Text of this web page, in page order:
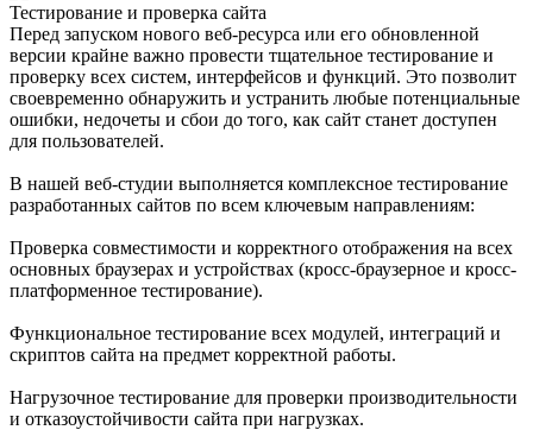
Тестирование и проверка сайта
Перед запуском нового веб-ресурса или его обновленной
версии крайне важно провести тщательное тестирование и
проверку всех систем, интерфейсов и функций. Это позволит
своевременно обнаружить и устранить любые потенциальные
ошибки, недочеты и сбои до того, как сайт станет доступен
для пользователей.
В нашей веб-студии выполняется комплексное тестирование
разработанных сайтов по всем ключевым направлениям:
Проверка совместимости и корректного отображения на всех
основных браузерах и устройствах (кросс-браузерное и кросс-
платформенное тестирование).
Функциональное тестирование всех модулей, интеграций и
скриптов сайта на предмет корректной работы.
Нагрузочное тестирование для проверки производительности
и отказоустойчивости сайта при нагрузках.